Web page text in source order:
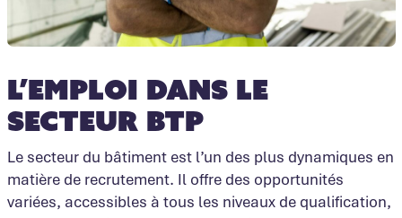
L’emploi dans le
secteur BTP
Le secteur du bâtiment est l’un des plus dynamiques en
matière de recrutement. Il offre des opportunités
variées, accessibles à tous les niveaux de qualification,